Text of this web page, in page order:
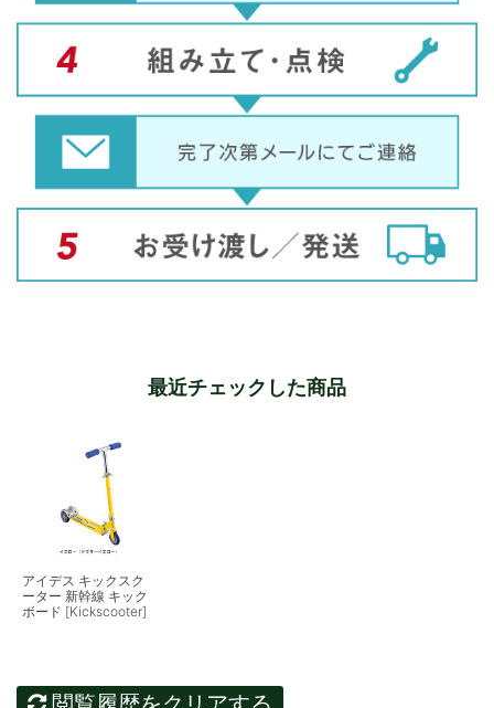
最近チェックした商品
アイデス キックスク
ーター 新幹線 キック
ボード [Kickscooter]